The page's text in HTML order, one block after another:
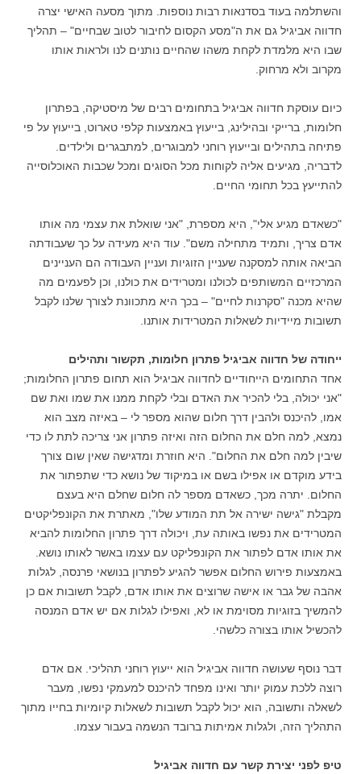
והשתלמה בעוד בסדנאות רבות נוספות. מתוך מסעה האישי יצרה
חדווה אביגיל גם את ה"מסע הקסום לחיבור לטוב שבחיים" – תהליך
שבו היא מלמדת לקחת משהו שהחיים נותנים לנו ולראות אותו
מקרוב ולא מרחוק.
כיום עוסקת חדווה אביגיל בתחומים רבים של מיסטיקה, בפתרון
חלומות, ברייקי ובהילינג, בייעוץ באמצעות קלפי טארוט, בייעוץ על פי
פתיחה בתהילים ובייעוץ רוחני למבוגרים, למתבגרים ולילדים.
לדבריה, מגיעים אליה לקוחות מכל הסוגים ומכל שכבות האוכלוסייה
להתייעץ בכל תחומי החיים.
"כשאדם מגיע אלי", היא מספרת, "אני שואלת את עצמי מה אותו
אדם צריך, ותמיד מתחילה משם". עוד היא מעידה על כך שעבודתה
הביאה אותה למסקנה שעניין הזוגיות ועניין העבודה הם העניינים
המרכזיים המשותפים לכולנו ומטרידים את כולנו, וכן לפעמים מה
שהיא מכנה "סקרנות לחיים" – בכך היא מתכוונת לצורך שלנו לקבל
תשובות מיידיות לשאלות המטרידות אותנו.
ייחודה של חדווה אביגיל פתרון חלומות, תקשור ותהילים
אחד התחומים הייחודיים לחדווה אביגיל הוא תחום פתרון החלומות;
"אני יכולה, בלי להכיר את האדם ובלי לקחת ממנו את שמו ואת שם
אמו, להיכנס ולהבין דרך חלום שהוא מספר לי – באיזה מצב הוא
נמצא, למה חלם את החלום הזה ואיזה פתרון אני צריכה לתת לו כדי
שיבין למה חלם את החלום". היא חוזרת ומדגישה שאין שום צורך
בידע מוקדם או אפילו בשם או במיקוד של נושא כדי שתפתור את
החלום. יתרה מכך, כשאדם מספר לה חלום שחלם היא בעצם
מקבלת "גישה ישירה אל תת המודע שלו", מאתרת את הקונפליקטים
המטרידים את נפשו באותה עת, ויכולה דרך פתרון החלומות להביא
את אותו אדם לפתור את הקונפליקט עם עצמו באשר לאותו נושא.
באמצעות פירוש החלום אפשר להגיע לפתרון בנושאי פרנסה, לגלות
אהבה של גבר או אישה שרוצים את אותו אדם, לקבל תשובות אם כן
להמשיך בזוגיות מסוימת או לא, ואפילו לגלות אם יש אדם המנסה
להכשיל אותו בצורה כלשהי.
דבר נוסף שעושה חדווה אביגיל הוא ייעוץ רוחני תהליכי. אם אדם
רוצה ללכת עמוק יותר ואינו מפחד להיכנס למעמקי נפשו, מעבר
לשאלה ותשובה, הוא יכול לקבל תשובות לשאלות קיומיות בחייו מתוך
התהליך הזה, ולגלות אמיתות ברובד הנשמה בעבור עצמו.
טיפ לפני יצירת קשר עם חדווה אביגיל